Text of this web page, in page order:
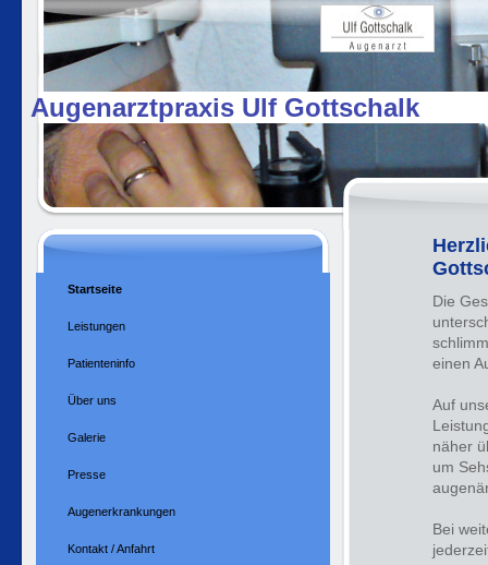
Augenarztpraxis Ulf
Die
einen
Auf
näher
um
Bei
Startseite
Leistungen
Patienteninfo
Über uns
Galerie
Presse
Augenerkrankungen
Kontakt / Anfahrt